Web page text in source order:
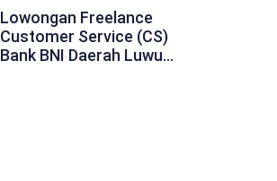
Lowongan Freelance
Customer Service (CS)
Bank BNI Daerah Luwu